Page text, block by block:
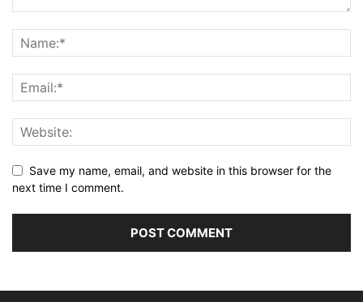
Save my name, email, and website in this browser for the
next time I comment.